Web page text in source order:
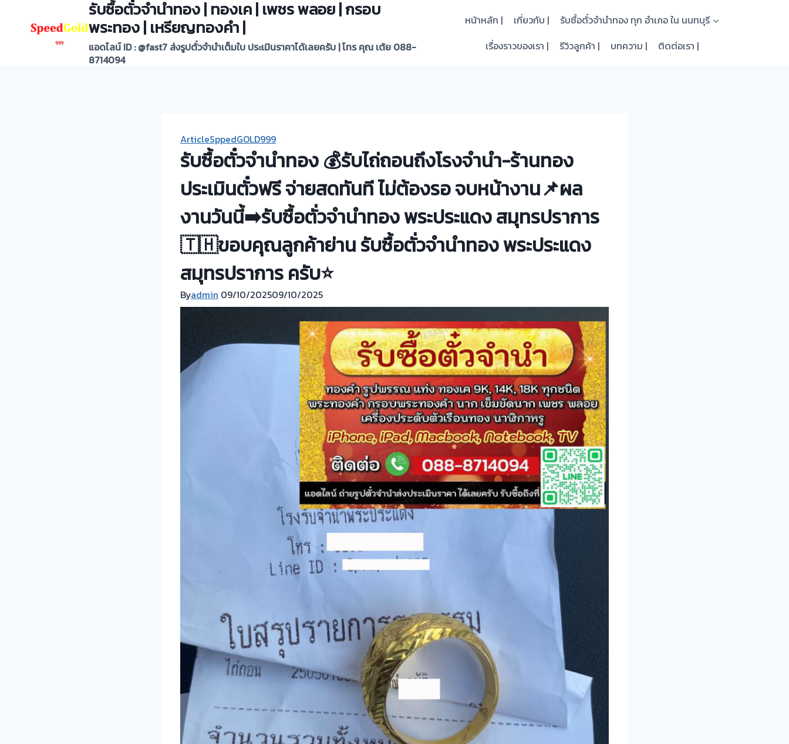
content
รับซื้อตั๋วจำนำทอง | ทองเค | เพชร พลอย | กรอบ
พระทอง | เหรียญทองคำ |
แอดไลน์ ID : @fast7 ส่งรูปตั๋วจำนำเต็มใบ ประเมินราคาได้เลยครับ | โทร คุณ เต้ย 088-
8714094
หน้าหลัก | เกี่ยวกับ |
รับซื้อตั๋วจำนำทอง ทุก อำเภอ ใน นนทบุรี
เรื่องราวของเรา |
รีวิวลูกค้า | บทความ | ติดต่อเรา |
ArticleSppedGOLD999
รับซื้อตั๋วจำนำทอง 💰รับไถ่ถอนถึงโรงจำนำ-ร้านทอง
ประเมินตั๋วฟรี จ่ายสดทันที ไม่ต้องรอ จบหน้างาน📌ผล
งานวันนี้➡️รับซื้อตั่วจำนำทอง พระประแดง สมุทรปราการ
🇹🇭ขอบคุณลูกค้าย่าน รับซื้อตั่วจำนำทอง พระประแดง
สมุทรปราการ ครับ⭐
Byadmin 09/10/202509/10/2025